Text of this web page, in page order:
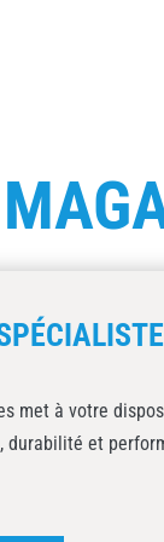
met à votre
et